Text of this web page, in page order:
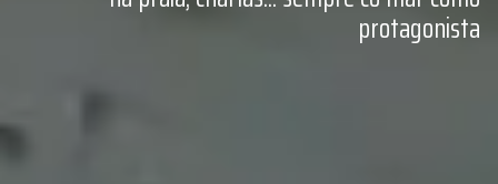
protagonista